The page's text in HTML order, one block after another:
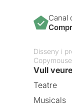
Canal
Disseny i
Copymouse
Vull veure
Teatre
Musicals